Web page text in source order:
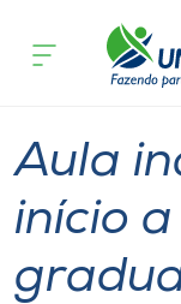
Cursos
Pesquisa
Atendimento ao
acontece
Aula
início